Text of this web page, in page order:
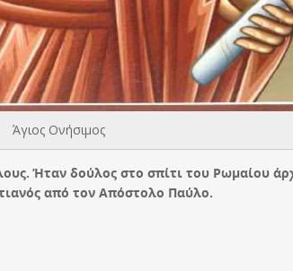
Άγιος Ονήσιμος
Ήταν δούλος στο σπίτι του Ρωμαίου
από τον Απόστολο Παύλο.